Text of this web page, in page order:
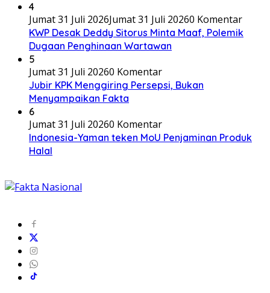
4
Jumat 31 Juli 2026Jumat 31 Juli 20260 Komentar
KWP Desak Deddy Sitorus Minta Maaf, Polemik
Dugaan Penghinaan Wartawan
5
Jumat 31 Juli 20260 Komentar
Jubir KPK Menggiring Persepsi, Bukan
Menyampaikan Fakta
6
Jumat 31 Juli 20260 Komentar
Indonesia-Yaman teken MoU Penjaminan Produk
Halal